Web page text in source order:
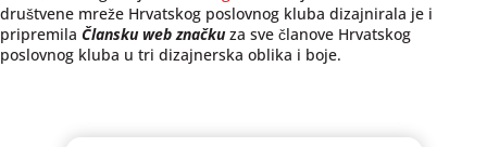
društvene mreže Hrvatskog poslovnog kluba dizajnirala je i
pripremila Člansku web značkuza sve članove Hrvatskog
poslovnog kluba u tri dizajnerska oblika i boje.